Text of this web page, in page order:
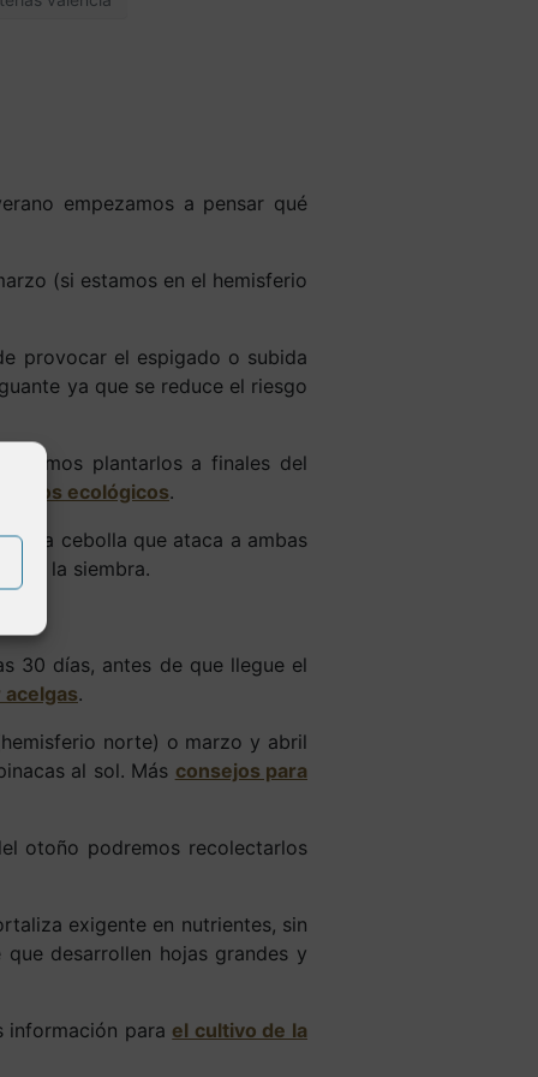
empezamos a pensar qué
(si estamos en el hemisferio
provocar el espigado o subida
ya que se reduce el riesgo
plantarlos a finales del
ecológicos.
la cebolla que ataca a ambas
tras la siembra.
30 días, antes de que llegue el
.
norte) o marzo y abril
al sol. Más consejos para
otoño podremos recolectarlos
exigente en nutrientes, sin
desarrollen hojas grandes y
información para el cultivo de la